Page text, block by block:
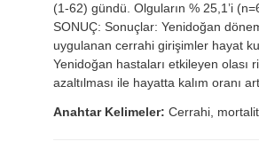
(1-62) gündü. Olguların % 25,1’i
SONUÇ: Sonuçlar: Yenidoğan
uygulanan cerrahi girişimler hayat
Yenidoğan hastaları etkileyen olası
azaltılması ile hayatta kalım oranı
Anahtar Kelimeler: Cerrahi,